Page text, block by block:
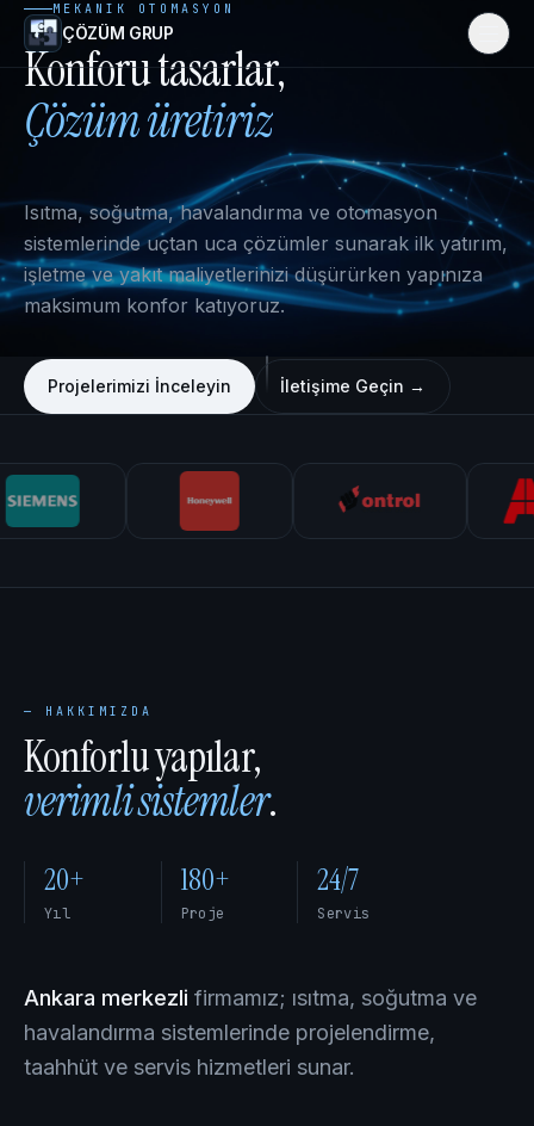
ÇÖZÜM GRUP
Hakkımızda
Referanslar
Videolar
İletişim
İletişime Geç →
MEKANIK OTOMASYON
Konforutasarlar,
Çözümüretiriz
Isıtma, soğutma, havalandırma ve otomasyon
sistemlerinde uçtan uca çözümler sunarak ilk yatırım,
işletme ve yakıt maliyetlerinizi düşürürken yapınıza
maksimum konfor katıyoruz.
Projelerimizi İnceleyin İletişime Geçin →
— HAKKIMIZDA
Konforlu yapılar,
verimli sistemler.
20+
Yıl
180+
Proje
24/7
Servis
Ankara merkezli firmamız; ısıtma, soğutma ve
havalandırma sistemlerinde projelendirme,
taahhüt ve servis hizmetleri sunar.